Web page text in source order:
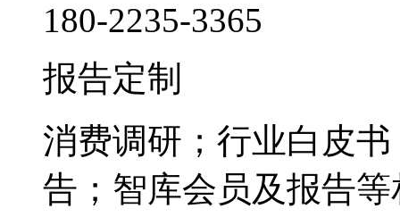
180-2235-3365
报告定制
消费调研；行业白皮
告；智库会员及报告